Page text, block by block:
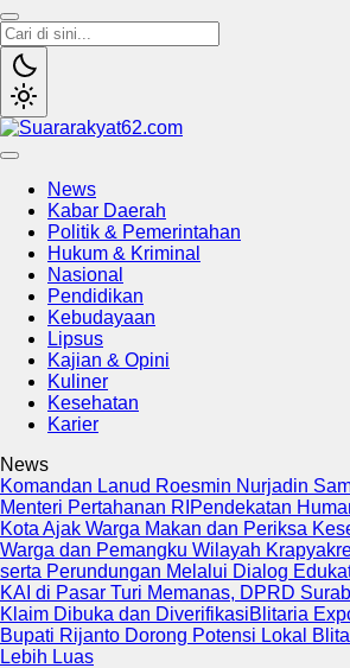
News
Kabar Daerah
Politik & Pemerintahan
Hukum & Kriminal
Nasional
Pendidikan
Kebudayaan
Lipsus
Kajian & Opini
Kuliner
Kesehatan
Karier
News
Komandan Lanud Roesmin Nurjadin
Menteri Pertahanan RI Pendekatan
Kota Ajak Warga Makan dan Periksa
Warga dan Pemangku Wilayah
serta Perundungan Melalui Dialog
KAI di Pasar Turi Memanas, DPRD
Klaim Dibuka dan DiverifikasiBlitaria
Bupati Rijanto Dorong Potensi Lokal
Lebih Luas